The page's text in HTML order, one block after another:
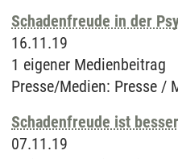
Schadenfreude in der
16.11.19
1 eigener Medienbeitrag
Presse/Medien: Presse /
Schadenfreude ist
07.11.19